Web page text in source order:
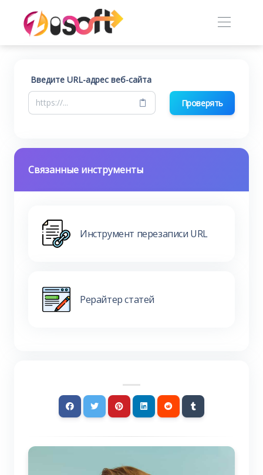
Введите URL-адрес веб-сайта
Проверять
Связанные инструменты
Инструмент перезаписи URL
Рерайтер статей